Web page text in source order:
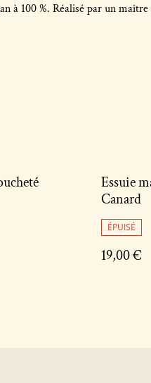
à 100 %. Réalisé par un
Essuie
Canard
ÉPUISÉ
19,00 €